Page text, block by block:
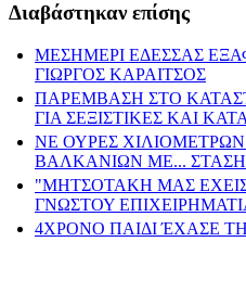
Διαβάστηκαν επίσης
ΜΕΣΗΜΕΡΙ ΕΔΕΣΣΑΣ
ΓΙΩΡΓΟΣ ΚΑΡΑΙΤΣΟΣ
ΠΑΡΕΜΒΑΣΗ ΣΤΟ
ΓΙΑ ΣΕΞΙΣΤΙΚΕΣ ΚΑΙ
ΝΕ ΟΥΡΕΣ
ΒΑΛΚΑΝΙΩΝ ΜΕ...
"ΜΗΤΣΟΤΑΚΗ ΜΑΣ
ΓΝΩΣΤΟΥ
4ΧΡΟΝΟ ΠΑΙΔΙ ΈΧΑΣΕ